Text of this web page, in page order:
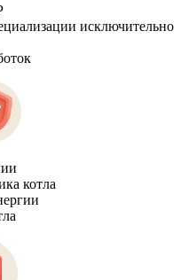
исключительно
котла